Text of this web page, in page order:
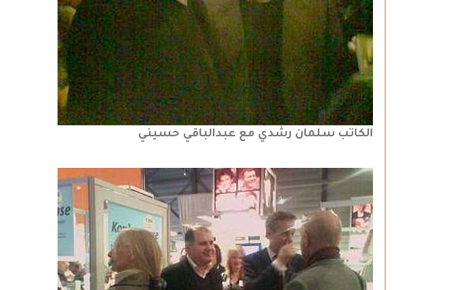
الكاتب سلمان رشدي مع عبدالباقي حسيني